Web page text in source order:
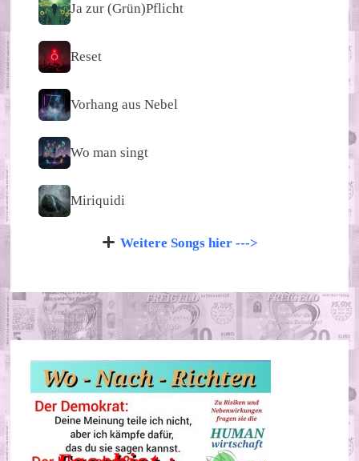
Ja zur (Grün)Pflicht
Reset
Vorhang aus Nebel
Wo man singt
Miriquidi
Weitere Songs hier --->